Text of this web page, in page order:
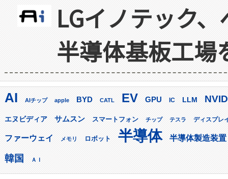
LGイノテック
半導体基板工場
AI AIチップ apple BYD CATL EV GPU IC LLM
エヌビディア サムスン スマートフォン チップ テスラ ディスプレ
ファーウェイ メモリ ロボット 半導体 半導体製造装置
韓国 ＡＩ